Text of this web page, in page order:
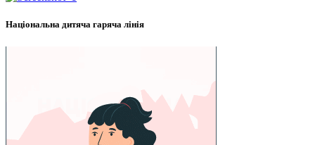
Національна дитяча гаряча лінія